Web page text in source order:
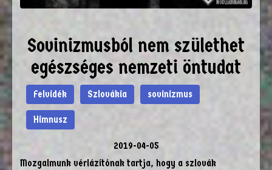
Sovinizmusból nem születhet
egészséges nemzeti öntudat
Felvidék Szlovákia sovinizmus
Himnusz
2019-04-05
Mozgalmunk vérlázítónak tartja, hogy a szlovák